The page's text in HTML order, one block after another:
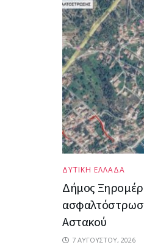
ΔΥΤΙΚΗ ΕΛΛΑΔΑ
Δήμος
Αστακού
7 ΑΥΓΟΎΣΤΟΥ, 2026